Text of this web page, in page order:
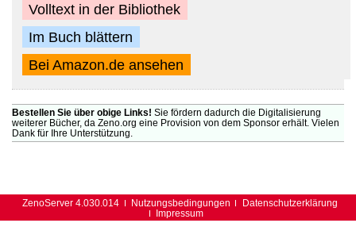
Volltext in der Bibliothek
Im Buch blättern
Bei Amazon.de ansehen
Bestellen Sie über obige Links! Sie fördern dadurch die Digitalisierung
weiterer Bücher, da Zeno.org eine Provision von dem Sponsor erhält. Vielen
Dank für Ihre Unterstützung.
ZenoServer 4.030.014 Nutzungsbedingungen
Datenschutzerklärung
Impressum